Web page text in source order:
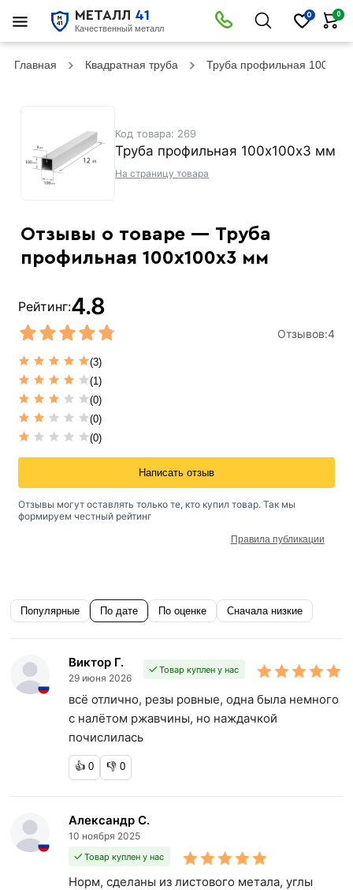
МЕТАЛЛ 41
Качественный металл
0 0
Главная Квадратная труба Труба профильная
Код товара: 269
Труба профильная 100х100х3 мм
На страницу товара
Отзывы о товаре — Труба
профильная 100х100х3 мм
Популярные По дате По оценке Сначала низкие
Виктор Г.
29 июня 2026
Товар куплен у нас
всё отлично, резы ровные, одна была немного
с налëтом ржавчины, но наждачкой
почислилась
👍0 👎0
Александр С.
10 ноября 2025
Товар куплен у нас
Норм, сделаны из листового метала, углы
Рейтинг:4.8
Отзывов:4
(3)
(1)
(0)
(0)
(0)
Написать отзыв
Отзывы могут оставлять только те, кто купил товар. Так мы
формируем честный рейтинг
Правила публикации